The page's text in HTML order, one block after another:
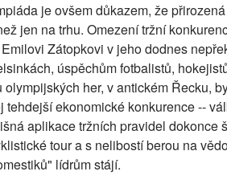
je ovšem důkazem, že
jen na trhu. Omezení tržní
Zátopkovi v jeho dodnes
úspěchům fotbalistů,
olympijských her, v antickém Řecku,
tehdejší ekonomické konkurence --
aplikace tržních pravidel dokonce
tour a s nelibostí berou na
lídrům stájí.